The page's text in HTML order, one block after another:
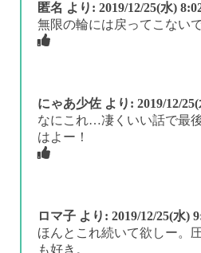
匿名 より: 2019/12/25(水)
無限の輪には戻ってこないで
にゃあ少佐 より: 2019/12/
なにこれ…凄くいい話で最
はよー！
ロマ子 より: 2019/12/25(水)
ほんとこれ続いて欲しー。
も好き。